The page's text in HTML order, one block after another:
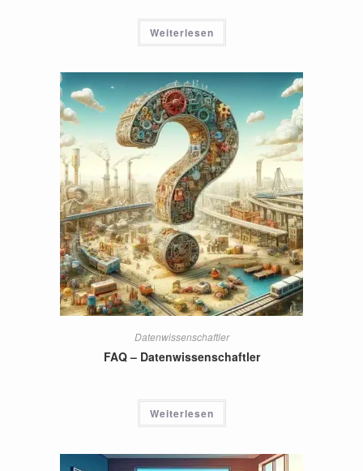
Weiterlesen
Datenwissenschaftler
FAQ – Datenwissenschaftler
Weiterlesen